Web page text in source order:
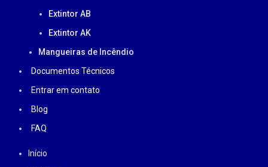
Extintor AB
Extintor AK
Mangueiras de Incêndio
Documentos Técnicos
Entrar em contato
Blog
FAQ
Início